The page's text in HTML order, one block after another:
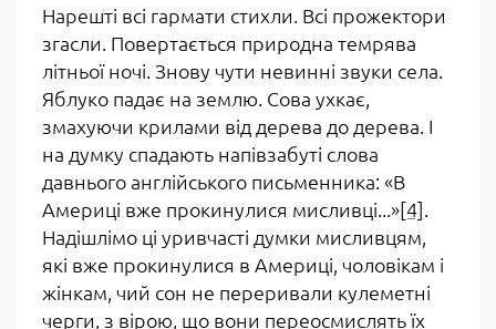
Нарешті всі гармати стихли. Всі прожектори
згасли. Повертається природна темрява
літньої ночі. Знову чути невинні звуки села.
Яблуко падає на землю. Сова ухкає,
змахуючи крилами від дерева до дерева. І
на думку спадають напівзабуті слова
давнього англійського письменника: «В
Америці вже прокинулися мисливці...»[4].
Надішлімо ці уривчасті думки мисливцям,
які вже прокинулися в Америці, чоловікам і
жінкам, чий сон не переривали кулеметні
черги, з вірою, що вони переосмислять їх